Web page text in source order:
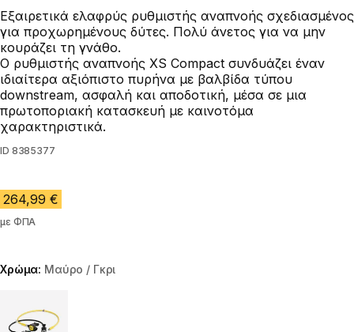
Εξαιρετικά ελαφρύς ρυθμιστής αναπνοής σχεδιασμένος
για προχωρημένους δύτες. Πολύ άνετος για να μην
κουράζει τη γνάθο.
Ο ρυθμιστής αναπνοής XS Compact συνδυάζει έναν
ιδιαίτερα αξιόπιστο πυρήνα με βαλβίδα τύπου
downstream, ασφαλή και αποδοτική, μέσα σε μια
πρωτοποριακή κατασκευή με καινοτόμα
χαρακτηριστικά.
ID 8385377
264,99 €
με ΦΠΑ
Χρώμα: Μαύρο / Γκρι